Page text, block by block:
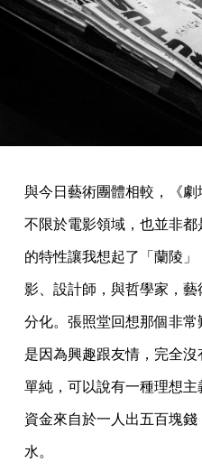
與今日藝術團體相較，《劇
不限於電影領域，也並非
的特性讓我想起了「蘭陵
影、設計師，與哲學家，
分化。張照堂回想那個非
是因為興趣跟友情，完全
單純，可以說有一種理想
資金來自於一人出五百塊
水。